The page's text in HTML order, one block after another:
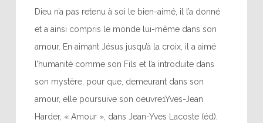
Dieu n’a pas retenu à soi le bien-aimé, il l’a donné
et a ainsi compris le monde lui-même dans son
amour. En aimant Jésus jusqu’à la croix, il a aimé
l’humanité comme son Fils et l’a introduite dans
son mystère, pour que, demeurant dans son
amour, elle poursuive son oeuvre1Yves-Jean
Harder, « Amour », dans Jean-Yves Lacoste (éd),